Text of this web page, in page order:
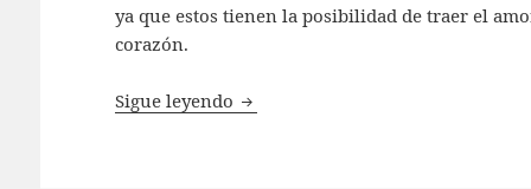
ya que estos tienen la posibilidad de traer el
corazón.
Sigue leyendo Conoce los verdaderos rituales